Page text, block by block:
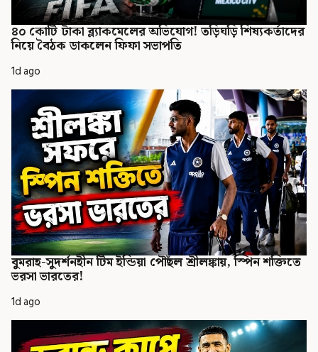
৪০ কোটি টাকা ব্ল্যাকমেলের অভিযোগ! তড়িঘড়ি শিষ্যকর্তাদের
নিয়ে বৈঠক ডাকলেন ফিফা সভাপতি
1d ago
বুমরাহ-সুদর্শনহীন টিম ইন্ডিয়া পৌঁছল শ্রীলঙ্কায়, স্পিন শক্তিতে
ভরসা ভারতের!
1d ago